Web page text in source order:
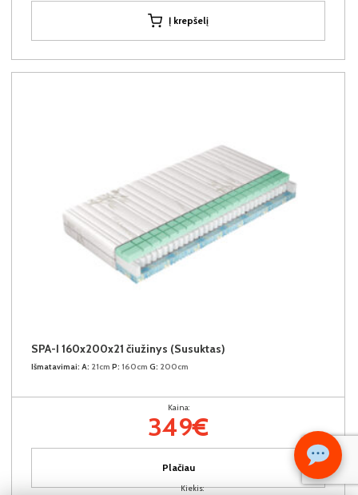
Kiekis:
Į krepšelį
SPA-I 160x200x21 čiužinys (Susuktas)
Išmatavimai: A: 21cm P: 160cm G: 200cm
Kaina:
349€
Plačiau